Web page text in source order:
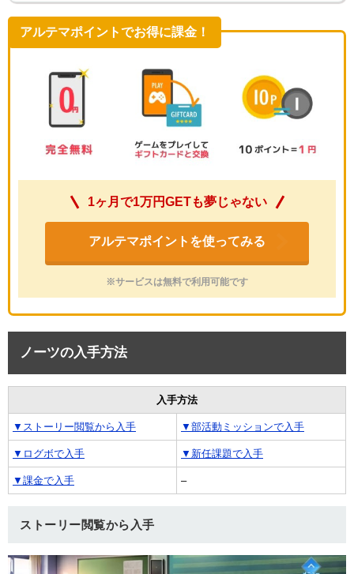
アルテマポイントでお得に課金！
1ヶ月で1万円GETも夢じゃない
アルテマポイントを使ってみる
※サービスは無料で利用可能です
ノーツの入手方法
入手方法
▼ストーリー閲覧から入手 ▼部活動ミッションで入手
▼ログボで入手 ▼新任課題で入手
▼課金で入手 –
ストーリー閲覧から入手